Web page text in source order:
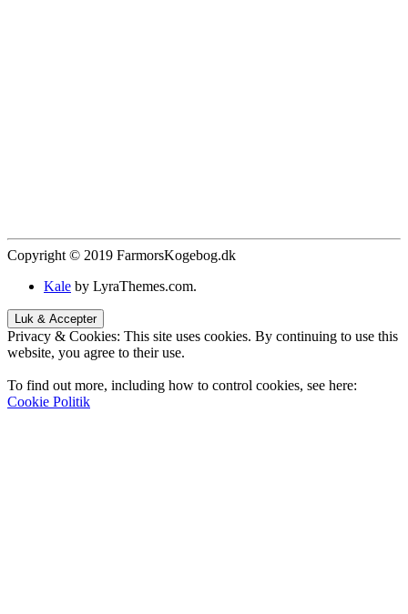
Copyright © 2019 FarmorsKogebog.dk
Kale by LyraThemes.com.
Privacy & Cookies: This site uses cookies. By continuing to use this
website, you agree to their use.
To find out more, including how to control cookies, see here:
Cookie Politik